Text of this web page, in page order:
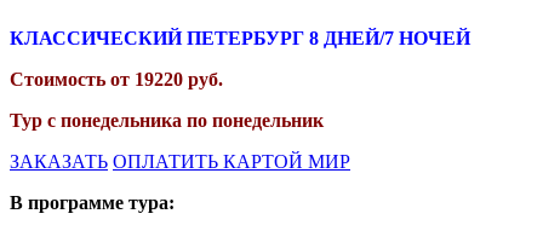
КЛАССИЧЕСКИЙ ПЕТЕРБУРГ 8 ДНЕЙ/7 НОЧЕЙ
Стоимость от 19220 руб.
Тур с понедельника по понедельник
ЗАКАЗАТЬ ОПЛАТИТЬ КАРТОЙ МИР
В программе тура: